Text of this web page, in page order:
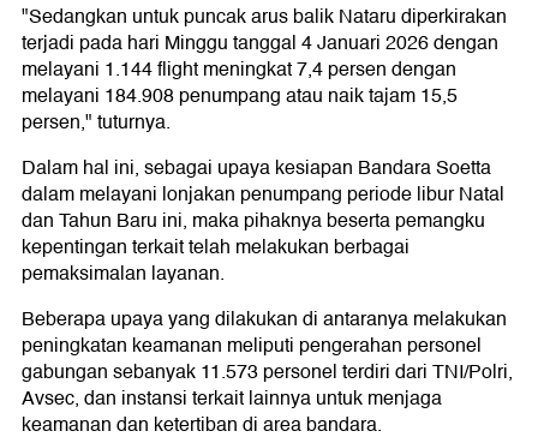
"Sedangkan untuk puncak arus balik Nataru diperkirakan
terjadi pada hari Minggu tanggal 4 Januari 2026 dengan
melayani 1.144 flight meningkat 7,4 persen dengan
melayani 184.908 penumpang atau naik tajam 15,5
persen," tuturnya.
Dalam hal ini, sebagai upaya kesiapan Bandara Soetta
dalam melayani lonjakan penumpang periode libur Natal
dan Tahun Baru ini, maka pihaknya beserta pemangku
kepentingan terkait telah melakukan berbagai
pemaksimalan layanan.
Beberapa upaya yang dilakukan di antaranya melakukan
peningkatan keamanan meliputi pengerahan personel
gabungan sebanyak 11.573 personel terdiri dari TNI/Polri,
Avsec, dan instansi terkait lainnya untuk menjaga
keamanan dan ketertiban di area bandara.